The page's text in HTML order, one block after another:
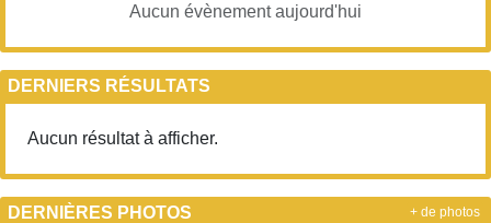
Aucun évènement aujourd'hui
DERNIERS RÉSULTATS
Aucun résultat à afficher.
DERNIÈRES PHOTOS + de photos